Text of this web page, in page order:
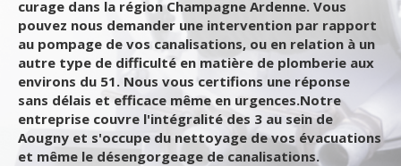
curage dans la région Champagne Ardenne. Vous
pouvez nous demander une intervention par rapport
au pompage de vos canalisations, ou en relation à un
autre type de difficulté en matière de plomberie aux
environs du 51. Nous vous certifions une réponse
sans délais et efficace même en urgences.Notre
entreprise couvre l'intégralité des 3 au sein de
Aougny et s'occupe du nettoyage de vos évacuations
et même le désengorgeage de canalisations.